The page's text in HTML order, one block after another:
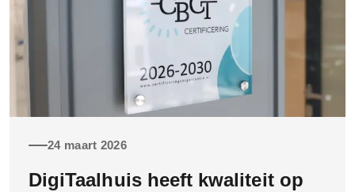
24 maart 2026
DigiTaalhuis heeft kwaliteit op